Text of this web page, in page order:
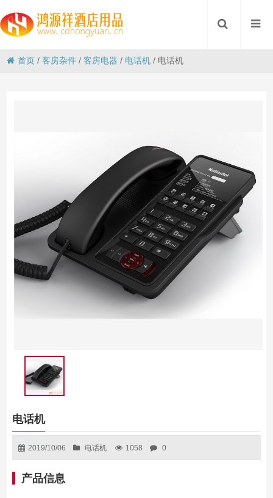
首页 /客房杂件 /客房电器 / 电话机 / 电话机
电话机
2019/10/06 电话机 1058 0
产品信息